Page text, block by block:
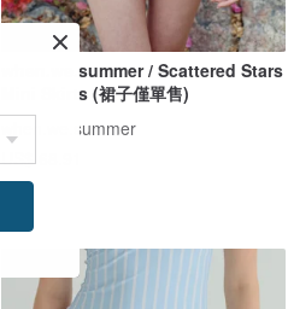
when.we.summer / Scattered Stars
Mini Skirts (裙子僅單售)
when.we.summer
US$ 68.91